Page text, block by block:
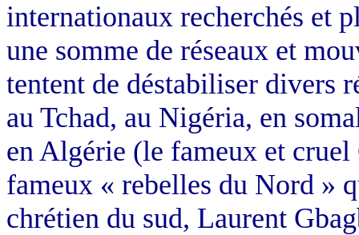
internationaux recherchés et
une somme de réseaux et
tentent de déstabiliser divers
au Tchad, au Nigéria, en
en Algérie (le fameux et
fameux « rebelles du Nord »
chrétien du sud, Laurent